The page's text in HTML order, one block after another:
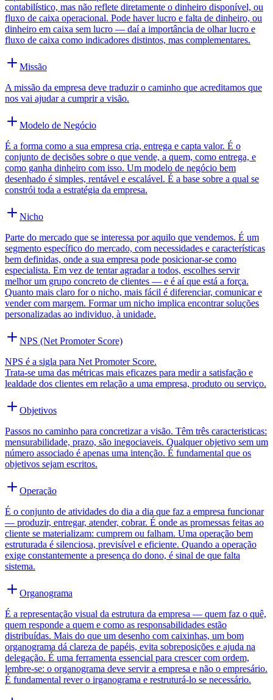
contabilístico, mas não reflete diretamente o dinheiro disponível, ou
fluxo de caixa operacional. Pode haver lucro e falta de dinheiro, ou
dinheiro em caixa sem lucro — daí a importância de olhar lucro e
fluxo de caixa como indicadores distintos, mas complementares.
Missão
A missão da empresa deve traduzir o caminho que acreditamos que
nos vai ajudar a cumprir a visão.
Modelo de Negócio
É a forma como a sua empresa cria, entrega e capta valor. É o
conjunto de decisões sobre o que vende, a quem, como entrega, e
como ganha dinheiro com isso. Um modelo de negócio bem
desenhado é simples, rentável e escalável. É a base sobre a qual se
constrói toda a estratégia da empresa.
Nicho
Parte do mercado que se interessa por aquilo que vendemos. É um
segmento específico do mercado, com necessidades e características
bem definidas, onde a sua empresa pode posicionar-se como
especialista. Em vez de tentar agradar a todos, escolhes servir
melhor um grupo concreto de clientes — e é aí que está a força.
Quanto mais claro for o nicho, mais fácil é diferenciar, comunicar e
vender com margem. Formar um nicho implica encontrar soluções
personalizadas ao individuo, à unidade.
NPS (Net Promoter Score)
NPS é a sigla para Net Promoter Score.
Trata-se uma das métricas mais eficazes para medir a satisfação e
lealdade dos clientes em relação a uma empresa, produto ou serviço.
Objetivos
Passos no caminho para concretizar a visão. Têm três caracteristicas:
mensurabilidade, prazo, são inegociaveis. Qualquer objetivo sem um
número associado é apenas uma intenção. É fundamental que os
objetivos sejam escritos.
Operação
É o conjunto de atividades do dia a dia que faz a empresa funcionar
— produzir, entregar, atender, cobrar. É onde as promessas feitas ao
cliente se materializam: cumprem ou falham. Uma operação bem
estruturada é silenciosa, previsível e eficiente. Quando a operação
exige constantemente a presença do dono, é sinal de que falta
sistema.
Organograma
É a representação visual da estrutura da empresa — quem faz o quê,
quem responde a quem e como as responsabilidades estão
distribuídas. Mais do que um desenho com caixinhas, um bom
organograma dá clareza de papéis, evita sobreposições e ajuda na
delegação. É uma ferramenta essencial para crescer com ordem,
lembre-se: o organograma deve servir a empresa e não o empresário.
É fundamental rever o irganograma e restruturá-lo se necessário.